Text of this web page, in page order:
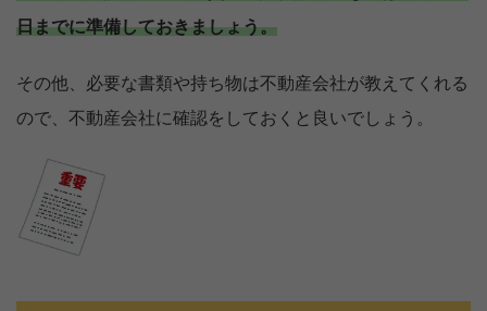
日までに準備しておきましょう。
その他、必要な書類や持ち物は不動産会社が教えてくれる
ので、不動産会社に確認をしておくと良いでしょう。